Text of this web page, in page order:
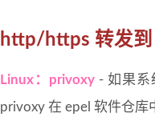
http/https 转发
Linux：privoxy - 如果系
privoxy 在 epel 软件仓库